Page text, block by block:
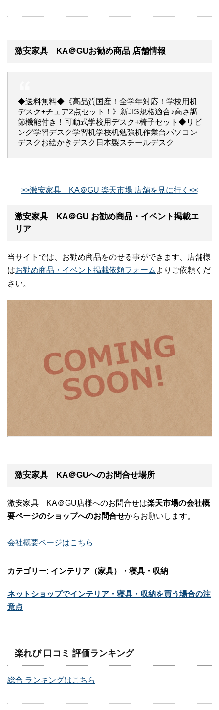
激安家具 KA＠GUお勧め商品 店舗情報
◆送料無料◆《高品質国産！全学年対応！学校用机
デスク+チェア2点セット！》新JIS規格適合♪高さ調
節機能付き！可動式学校用デスク+椅子セット◆リビ
ング学習デスク学習机学校机勉強机作業台パソコン
デスクお絵かきデスク日本製スチールデスク
>>激安家具 KA＠GU 楽天市場 店舗を見に行く<<
激安家具 KA＠GU お勧め商品・イベント掲載エ
リア
当サイトでは、お勧め商品をのせる事ができます、店舗様
はお勧め商品・イベント掲載依頼フォーム よりご依頼くだ
さい。
激安家具 KA＠GUへのお問合せ場所
激安家具 KA＠GU店様へのお問合せは楽天市場の会社概
要ページのショップへのお問合せからお願いします。
会社概要ページはこちら
カテゴリー: インテリア（家具）・寝具・収納
ネットショップでインテリア・寝具・収納を買う場合の注
意点
楽れび 口コミ 評価ランキング
総合 ランキングはこちら